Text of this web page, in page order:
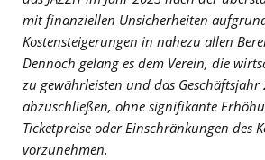
mit finanziellen Unsicherheiten
Kostensteigerungen in nahezu allen
Dennoch gelang es dem Verein, die
zu gewährleisten und das Geschäftsjahr
abzuschließen, ohne signifikante
Ticketpreise oder Einschränkungen des
vorzunehmen.